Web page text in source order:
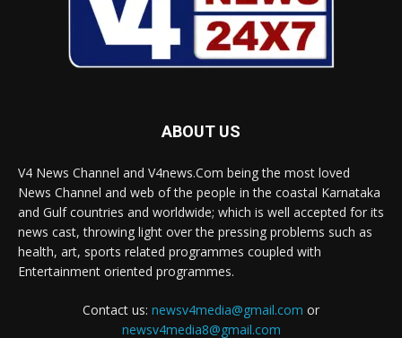
ABOUT US
V4 News Channel and V4news.Com being the most loved
News Channel and web of the people in the coastal Karnataka
and Gulf countries and worldwide; which is well accepted for its
news cast, throwing light over the pressing problems such as
health, art, sports related programmes coupled with
Entertainment oriented programmes.
Contact us: newsv4media@gmail.com or
newsv4media8@gmail.com